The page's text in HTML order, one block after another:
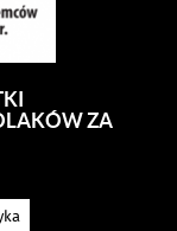
ZA